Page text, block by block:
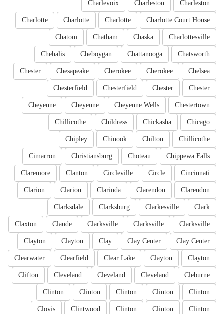
Charleston
Charleston
Charlevoix
Charlotte Court House
Charlotte
Charlotte
Charlotte
Charlottesville
Chaska
Chatham
Chatom
Chatsworth
Chattanooga
Cheboygan
Chehalis
Chelsea
Cherokee
Cherokee
Chesapeake
Chester
Chester
Chester
Chesterfield
Chesterfield
Chestertown
Cheyenne Wells
Cheyenne
Cheyenne
Chicago
Chickasha
Childress
Chillicothe
Chillicothe
Chilton
Chinook
Chipley
Chippewa Falls
Choteau
Christiansburg
Cimarron
Cincinnati
Circle
Circleville
Clanton
Claremore
Clarendon
Clarendon
Clarinda
Clarion
Clarion
Clark
Clarkesville
Clarksburg
Clarksdale
Clarksville
Clarksville
Clarksville
Claude
Claxton
Clay Center
Clay Center
Clay
Clayton
Clayton
Clayton
Clayton
Clear Lake
Clearfield
Clearwater
Cleburne
Cleveland
Cleveland
Cleveland
Clifton
Clinton
Clinton
Clinton
Clinton
Clinton
Clinton
Clinton
Clinton
Clintwood
Clovis